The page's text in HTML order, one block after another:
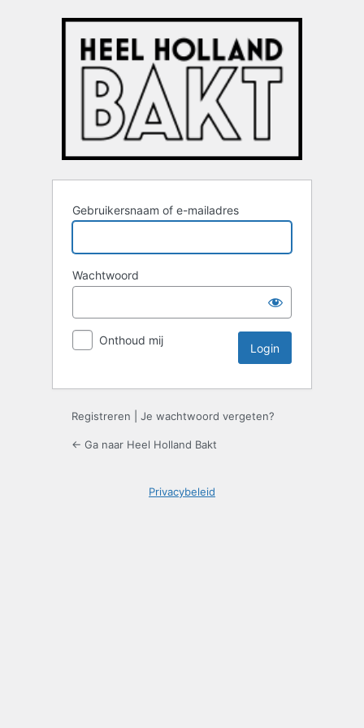
Gebruikersnaam of e-mailadres
Wachtwoord
Onthoud mij
Registreren Je wachtwoord vergeten?
← Ga naar Heel Holland Bakt
Privacybeleid